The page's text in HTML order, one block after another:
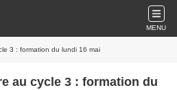
MENU
3 : formation du lundi 16 mai
au cycle 3 : formation du